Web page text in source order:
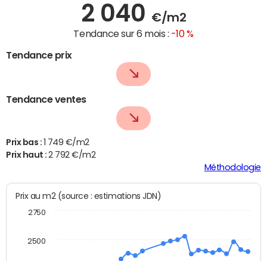
2 040 €/m2
Tendance sur 6 mois : -10 %
Tendance prix
Tendance ventes
Prix bas : 1 749 €/m2
Prix haut :2 792 €/m2
Méthodologie
Prix au m2 (source : estimations JDN)
2500
2750